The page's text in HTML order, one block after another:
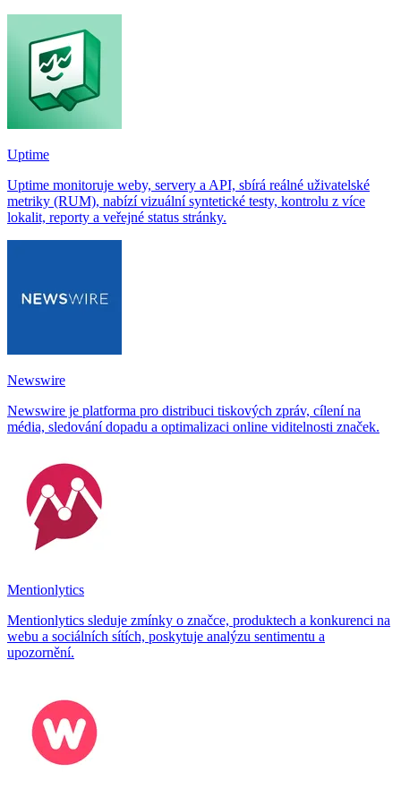
Uptime
Uptime monitoruje weby, servery a API, sbírá reálné uživatelské
metriky (RUM), nabízí vizuální syntetické testy, kontrolu z více
lokalit, reporty a veřejné status stránky.
Newswire
Newswire je platforma pro distribuci tiskových zpráv, cílení na
média, sledování dopadu a optimalizaci online viditelnosti značek.
Mentionlytics
Mentionlytics sleduje zmínky o značce, produktech a konkurenci na
webu a sociálních sítích, poskytuje analýzu sentimentu a
upozornění.